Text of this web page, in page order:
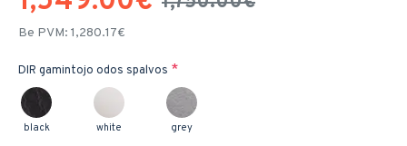
Be PVM: 1,280.17€
DIR gamintojo odos spalvos
black white grey